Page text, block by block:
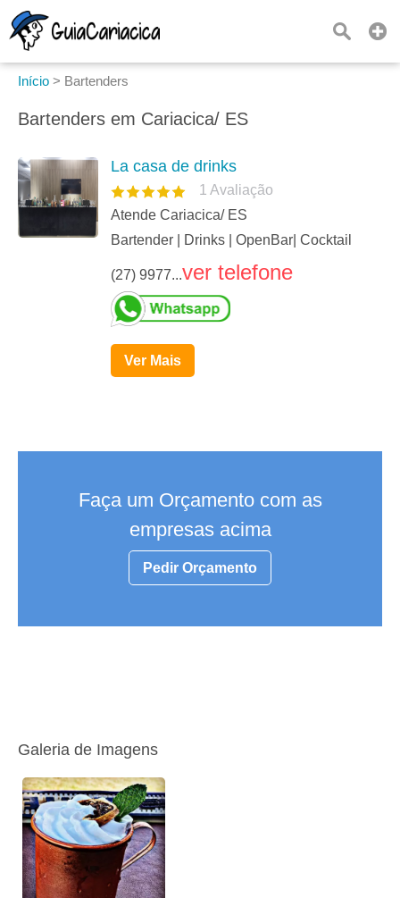
Início > Bartenders
Bartenders em Cariacica/ ES
La casa de drinks
1 Avaliação
Atende Cariacica/ ES
Bartender | Drinks | OpenBar| Cocktail
(27) 9977...ver telefone
Ver Mais
Faça um Orçamento com as
empresas acima
Pedir Orçamento
Galeria de Imagens